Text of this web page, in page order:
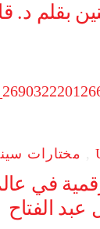
بقلم د.
, مختارات
في
عبد الفتاح